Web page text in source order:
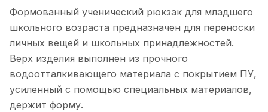
Формованный ученический рюкзак для младшего
школьного возраста предназначен для переноски
личных вещей и школьных принадлежностей.
Верх изделия выполнен из прочного
водоотталкивающего материала с покрытием ПУ,
усиленный с помощью специальных материалов,
держит форму.